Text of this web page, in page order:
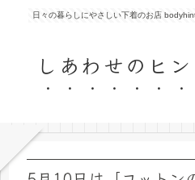
日々の暮らしにやさしい下着のお店
しあわせのヒ